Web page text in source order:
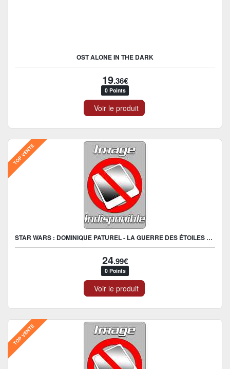
OST ALONE IN THE DARK
19.36€
0 Points
Voir le produit
TOP VENTE
STAR WARS : DOMINIQUE PATUREL - LA GUERRE DES ÉTOILES LE RETOUR DU JEDI ( STAR WARS ) LIVRE DISQUE
24.99€
0 Points
Voir le produit
TOP VENTE